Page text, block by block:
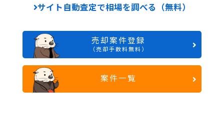
サイト自動査定で相場を調べる（無料）
売却案件登録
（売却手数料無料）
案件一覧